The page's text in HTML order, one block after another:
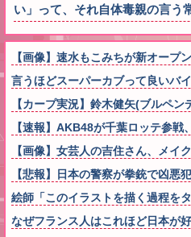
い」って、それ自体毒親の言う
【画像】速水もこみちが新オー
言うほどスーパーカブって良いバ
【カープ実況】鈴木健矢(ブルペ
【速報】AKB48が千葉ロッテ参
【画像】女芸人の吉住さん、メ
【悲報】日本の警察が拳銃で凶悪
絵師「このイラストを描く過程を
なぜフランス人はこれほど日本が